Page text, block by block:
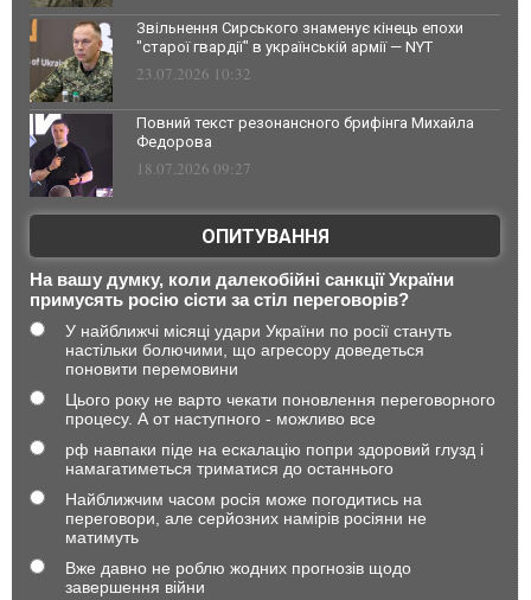
Звільнення Сирського знаменує кінець епохи
"старої гвардії" в українській армії — NYT
23.07.2026 10:32
Повний текст резонансного брифінга Михайла
Федорова
18.07.2026 09:27
ОПИТУВАННЯ
На вашу думку, коли далекобійні санкції України
примусять росію сісти за стіл переговорів?
У найближчі місяці удари України по росії стануть
настільки болючими, що агресору доведеться
поновити перемовини
Цього року не варто чекати поновлення переговорного
процесу. А от наступного - можливо все
рф навпаки піде на ескалацію попри здоровий глузд і
намагатиметься триматися до останнього
Найближчим часом росія може погодитись на
переговори, але серйозних намірів росіяни не
матимуть
Вже давно не роблю жодних прогнозів щодо
завершення війни